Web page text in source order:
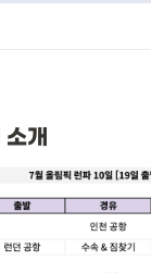
개